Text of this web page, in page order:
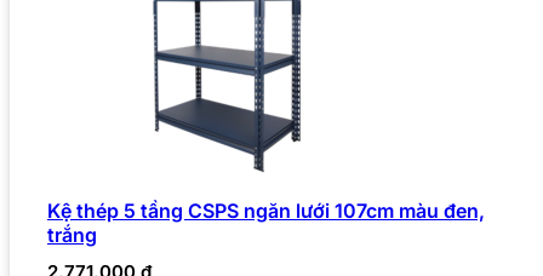
Kệ thép 5 tầng CSPS ngăn lưới 107cm màu đen,
trắng
2.771.000 ₫